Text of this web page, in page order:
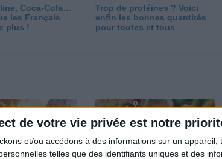
de votre vie privée est notre
et/ou accédons à des informations sur un appareil,
telles que des identifiants uniques et des
Coca-Cola…
les Français
plus !
Trop de protéines ? Voici
enfin les bonnes quantités
pour toutes et tous